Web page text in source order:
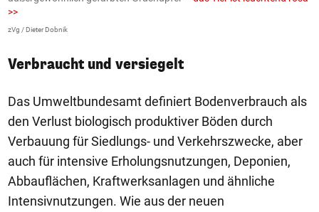
>>
zVg / Dieter Dobnik
Verbraucht und versiegelt
Das Umweltbundesamt definiert Bodenverbrauch als
den Verlust biologisch produktiver Böden durch
Verbauung für Siedlungs- und Verkehrszwecke, aber
auch für intensive Erholungsnutzungen, Deponien,
Abbauflächen, Kraftwerksanlagen und ähnliche
Intensivnutzungen. Wie aus der neuen